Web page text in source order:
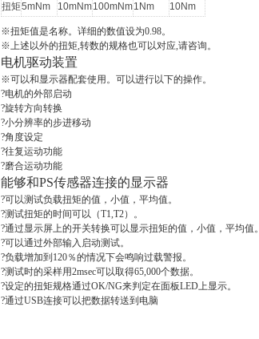
扭矩5mNm 10mNm100mNm1Nm 10Nm
※扭矩值是名称。详细的数值设为0.98。
※上述以外的扭矩,转数的规格也可以对应,请咨询。
电机驱动装置
※可以和显示器配套使用。可以进行以下的操作。
?电机的外部启动
?旋转方向转换
?小分辨率的步进移动
?角度设定
?往复运动功能
?磨合运动功能
能够和PS传感器连接的显示器
?可以测试负载扭矩的值，小值，平均值。
?测试扭矩的时间可以（T1,T2）。
?通过显示屏上的开关转换可以显示扭矩的值，小值，平均值。
?可以通过外部输入启动测试。
?负载增加到120％的情况下会鸣响过载警报。
?测试时的采样用2msec可以取得65,000个数据。
?设定的扭矩规格通过OK/NG来判定在面板LED上显示。
?通过USB连接可以把数据转送到电脑